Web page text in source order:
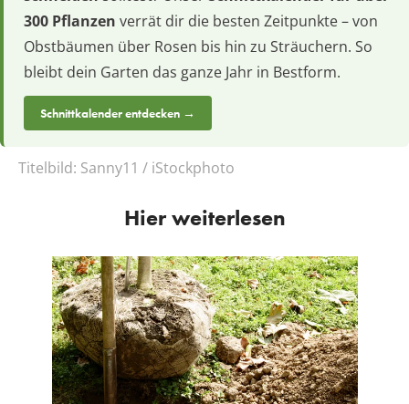
300 Pflanzen verrät dir die besten Zeitpunkte – von
Obstbäumen über Rosen bis hin zu Sträuchern. So
bleibt dein Garten das ganze Jahr in Bestform.
Schnittkalender entdecken →
Titelbild: Sanny11 / iStockphoto
Hier weiterlesen